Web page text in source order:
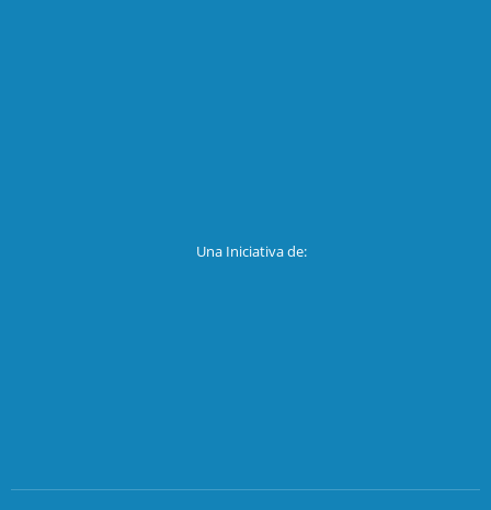
Una Iniciativa de: